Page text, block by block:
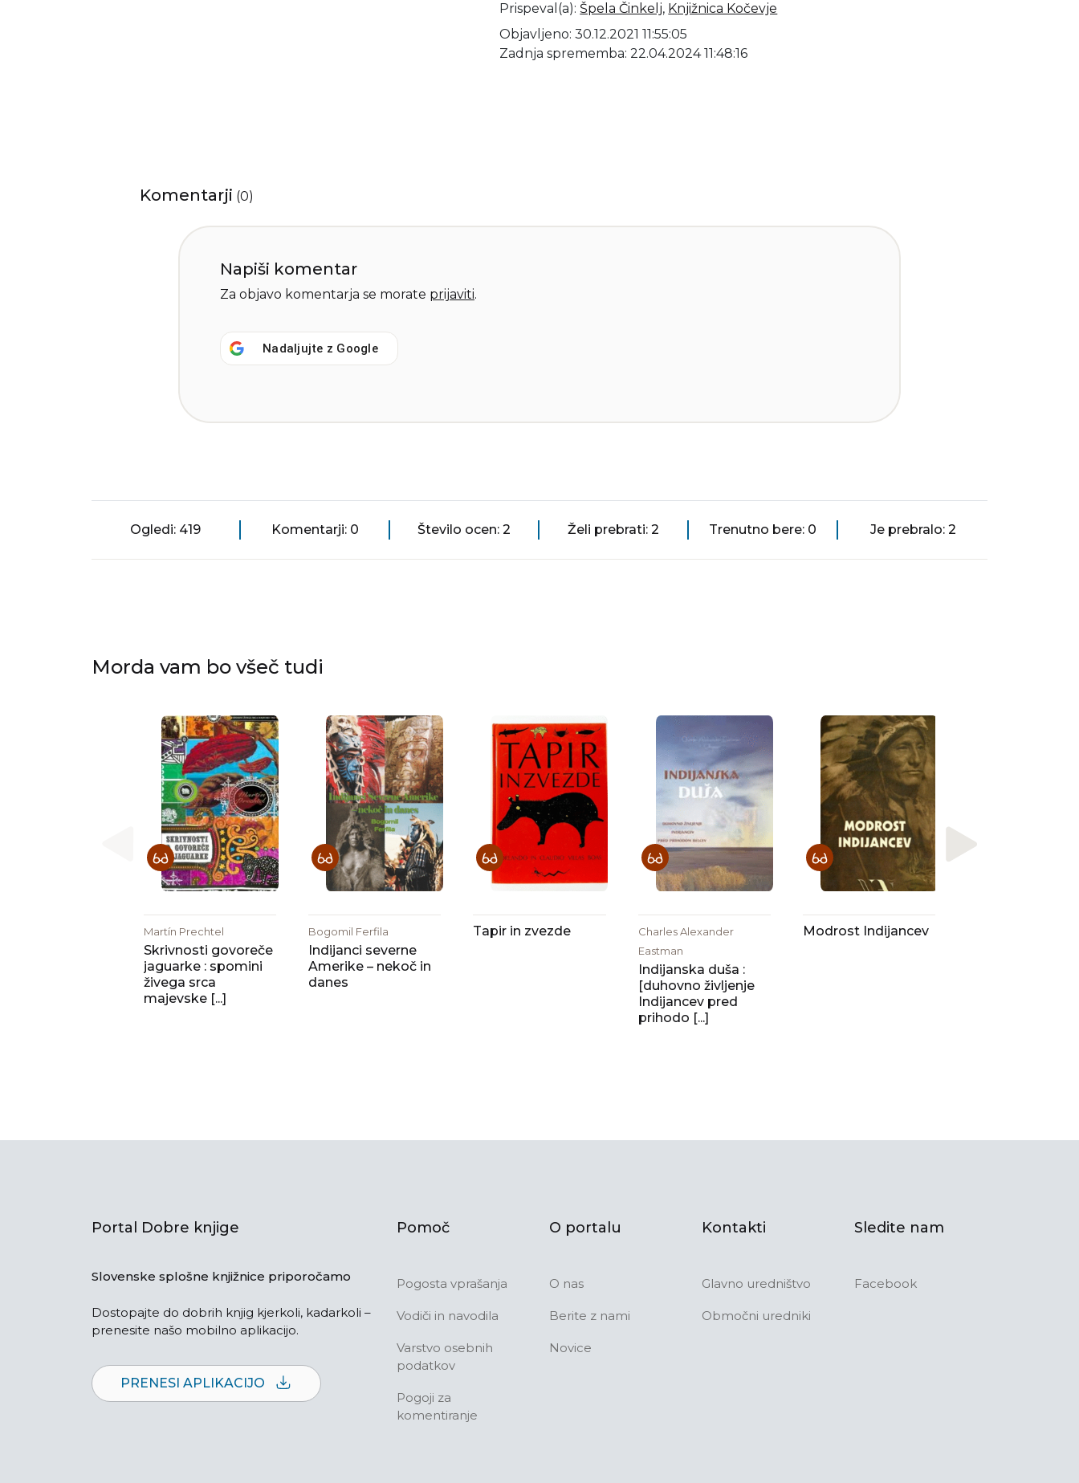
Prispeval(a): Špela Činkelj, Knjižnica Kočevje
Objavljeno: 30.12.2021 11:55:05
Zadnja sprememba: 22.04.2024 11:48:16
Komentarji (0)
Napiši komentar
Za objavo komentarja se morate prijaviti.
Nadaljujte z Google
Ogledi: 419 Komentarji: 0 Število ocen: 2 Želi prebrati: 2 Trenutno bere: 0 Je prebralo: 2
Morda vam bo všeč tudi
Martín Prechtel
Skrivnosti govoreče
jaguarke : spomini
živega srca
majevske [...]
Bogomil Ferfila
Indijanci severne
Amerike – nekoč in
danes
Tapir in zvezde
Charles Alexander
Eastman
Indijanska duša :
[duhovno življenje
Indijancev pred
prihodo [...]
Modrost Indijancev
Portal Dobre knjige
Slovenske splošne knjižnice priporočamo
Dostopajte do dobrih knjig kjerkoli, kadarkoli –
prenesite našo mobilno aplikacijo.
PRENESI APLIKACIJO
Pomoč
Pogosta vprašanja
Vodiči in navodila
Varstvo osebnih
podatkov
Pogoji za
komentiranje
O portalu
O nas
Berite z nami
Novice
Kontakti
Glavno uredništvo
Območni uredniki
Sledite nam
Facebook